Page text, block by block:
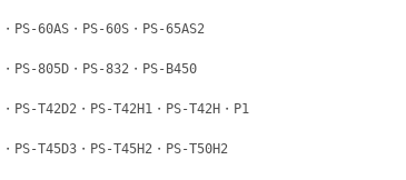
・PS-60AS・PS-60S・PS-65AS2
・PS-805D・PS-832・PS-B450
・PS-T42D2・PS-T42H1・PS-T42H・P1
・PS-T45D3・PS-T45H2・PS-T50H2